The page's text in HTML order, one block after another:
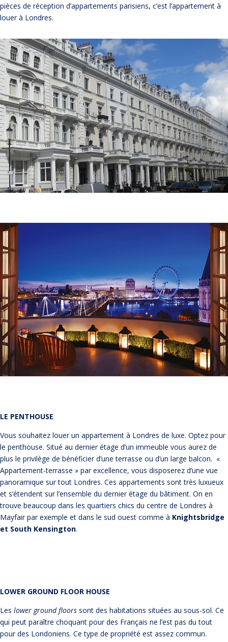
pièces de réception d’appartements parisiens, c’est l’appartement à
louer à Londres.
LE PENTHOUSE
Vous souhaitez louer un appartement à Londres de luxe. Optez pour
le penthouse. Situé au dernier étage d’un immeuble vous aurez de
plus le privilège de bénéficier d’une terrasse ou d’un large balcon. «
Appartement-terrasse » par excellence, vous disposerez d’une vue
panoramique sur tout Londres. Ces appartements sont très luxueux
et s’étendent sur l’ensemble du dernier étage du bâtiment. On en
trouve beaucoup dans les quartiers chics du centre de Londres à
Mayfair par exemple et dans le sud ouest comme à Knightsbridge
et South Kensington.
LOWER GROUND FLOOR HOUSE
Les lower ground floors sont des habitations situées au sous-sol. Ce
qui peut paraître choquant pour des Français ne l’est pas du tout
pour des Londoniens. Ce type de propriété est assez commun.